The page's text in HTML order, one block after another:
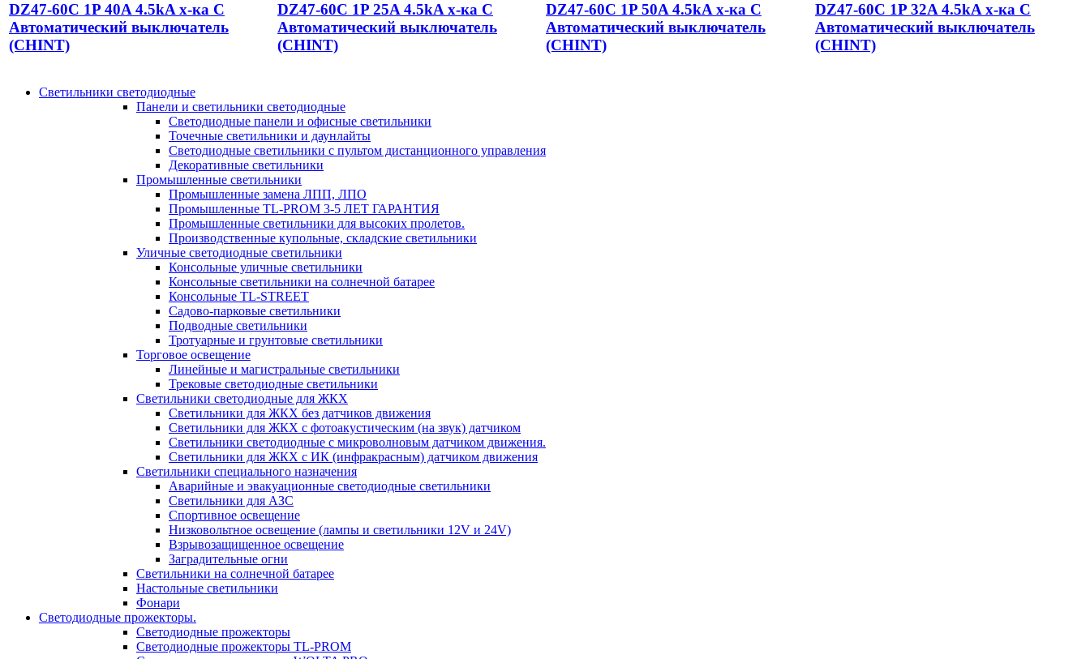
DZ47-60C 1P 40A 4.5kA х-ка C
Автоматический выключатель
(CHINT)
DZ47-60C 1P 25A 4.5kA х-ка C
Автоматический выключатель
(CHINT)
DZ47-60C 1P 50A 4.5kA х-ка C
Автоматический выключатель
(CHINT)
DZ47-60C 1P 32A 4.5kA х-ка C
Автоматический выключатель
(CHINT)
Светильники светодиодные
Панели и светильники светодиодные
Светодиодные панели и офисные светильники
Точечные светильники и даунлайты
Светодиодные светильники с пультом дистанционного управления
Декоративные светильники
Промышленные светильники
Промышленные замена ЛПП, ЛПО
Промышленные TL-PROM 3-5 ЛЕТ ГАРАНТИЯ
Промышленные светильники для высоких пролетов.
Производственные купольные, складские светильники
Уличные светодиодные светильники
Консольные уличные светильники
Консольные светильники на солнечной батарее
Консольные TL-STREET
Садово-парковые светильники
Подводные светильники
Тротуарные и грунтовые светильники
Торговое освещение
Линейные и магистральные светильники
Трековые светодиодные светильники
Светильники светодиодные для ЖКХ
Светильники для ЖКХ без датчиков движения
Светильники для ЖКХ с фотоакустическим (на звук) датчиком
Светильники светодиодные с микроволновым датчиком движения.
Светильники для ЖКХ с ИК (инфракрасным) датчиком движения
Светильники специального назначения
Аварийные и эвакуационные светодиодные светильники
Светильники для АЗС
Спортивное освещение
Низковольтное освещение (лампы и светильники 12V и 24V)
Взрывозащищенное освещение
Заградительные огни
Светильники на солнечной батарее
Настольные светильники
Фонари
Светодиодные прожекторы.
Светодиодные прожекторы
Светодиодные прожекторы TL-PROM